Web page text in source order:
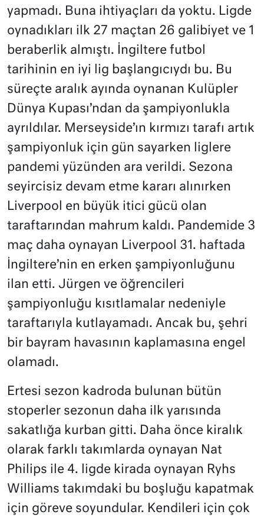
yapmadı. Buna ihtiyaçları da yoktu. Ligde
oynadıkları ilk 27 maçtan 26 galibiyet ve 1
beraberlik almıştı. İngiltere futbol
tarihinin en iyi lig başlangıcıydı bu. Bu
süreçte aralık ayında oynanan Kulüpler
Dünya Kupası’ndan da şampiyonlukla
ayrıldılar. Merseyside’ın kırmızı tarafı artık
şampiyonluk için gün sayarken liglere
pandemi yüzünden ara verildi. Sezona
seyircisiz devam etme kararı alınırken
Liverpool en büyük itici gücü olan
taraftarından mahrum kaldı. Pandemide 3
maç daha oynayan Liverpool 31. haftada
İngiltere’nin en erken şampiyonluğunu
ilan etti. Jürgen ve öğrencileri
şampiyonluğu kısıtlamalar nedeniyle
taraftarıyla kutlayamadı. Ancak bu, şehri
bir bayram havasının kaplamasına engel
olamadı.
Ertesi sezon kadroda bulunan bütün
stoperler sezonun daha ilk yarısında
sakatlığa kurban gitti. Daha önce kiralık
olarak farklı takımlarda oynayan Nat
Philips ile 4. ligde kirada oynayan Ryhs
Williams takımdaki bu boşluğu kapatmak
için göreve soyundular. Kendileri için çok